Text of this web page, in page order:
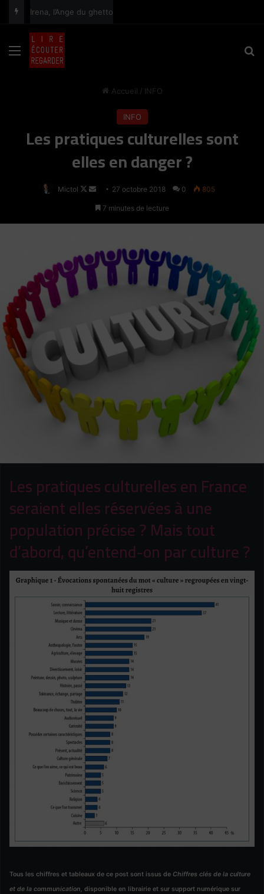
principal
Menu
Accueil / INFO
INFO
Les pratiques culturelles sont
elles en danger ?
Mictol
Follow
on
Envoyer
un
27 octobre 2018 0 805
7 minutes de lecture
Les pratiques culturelles en France
seraient elles réservées à une
population précise ? Mais tout
d’abord, qu’entend-on par culture ?
Tous les chiffres et tableaux de ce post sont issus de Chiffres clés de la culture
et de la communication, disponible en librairie et sur support numérique sur